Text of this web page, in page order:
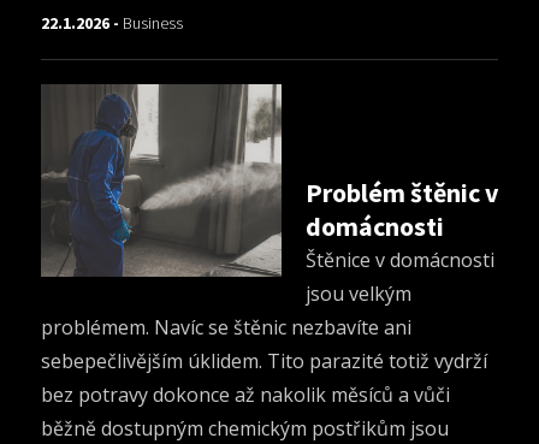
22.1.2026 - Business
Problém štěnic v
domácnosti
Štěnice v domácnosti
jsou velkým
problémem. Navíc se štěnic nezbavíte ani
sebepečlivějším úklidem. Tito parazité totiž vydrží
bez potravy dokonce až nakolik měsíců a vůči
běžně dostupným chemickým postřikům jsou